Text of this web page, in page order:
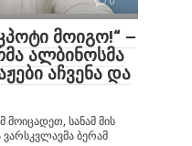
მოიგო!“ –
ალბინოსმა
აჩვენა და
მოიცადეთ, სანამ მის
ვარსკვლავმა ბერამ